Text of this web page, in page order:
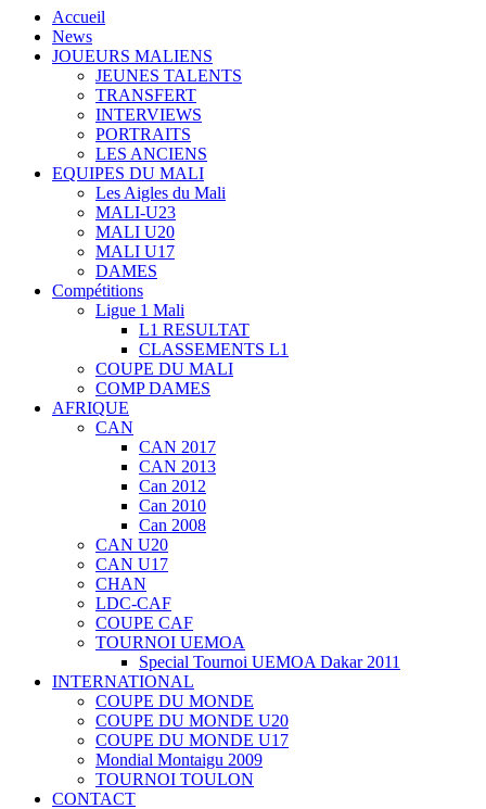
Accueil
News
JOUEURS MALIENS
JEUNES TALENTS
TRANSFERT
INTERVIEWS
PORTRAITS
LES ANCIENS
EQUIPES DU MALI
Les Aigles du Mali
MALI-U23
MALI U20
MALI U17
DAMES
Compétitions
Ligue 1 Mali
L1 RESULTAT
CLASSEMENTS L1
COUPE DU MALI
COMP DAMES
AFRIQUE
CAN
CAN 2017
CAN 2013
Can 2012
Can 2010
Can 2008
CAN U20
CAN U17
CHAN
LDC-CAF
COUPE CAF
TOURNOI UEMOA
Special Tournoi UEMOA Dakar 2011
INTERNATIONAL
COUPE DU MONDE
COUPE DU MONDE U20
COUPE DU MONDE U17
Mondial Montaigu 2009
TOURNOI TOULON
CONTACT